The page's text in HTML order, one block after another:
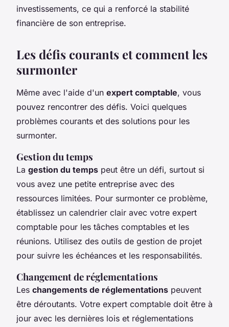
investissements, ce qui a renforcé la stabilité
financière de son entreprise.
Les défis courants et comment les
surmonter
Même avec l'aide d'un expert comptable, vous
pouvez rencontrer des défis. Voici quelques
problèmes courants et des solutions pour les
surmonter.
Gestion du temps
La gestion du temps peut être un défi, surtout si
vous avez une petite entreprise avec des
ressources limitées. Pour surmonter ce problème,
établissez un calendrier clair avec votre expert
comptable pour les tâches comptables et les
réunions. Utilisez des outils de gestion de projet
pour suivre les échéances et les responsabilités.
Changement de réglementations
Les changements de réglementations peuvent
être déroutants. Votre expert comptable doit être à
jour avec les dernières lois et réglementations